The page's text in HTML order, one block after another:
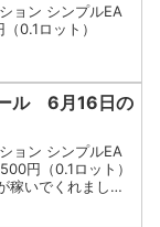
ョン シンプルEA
0.1ロット）
ール 6月16日の
ョン シンプルEA
円（0.1ロット）
稼いでくれました